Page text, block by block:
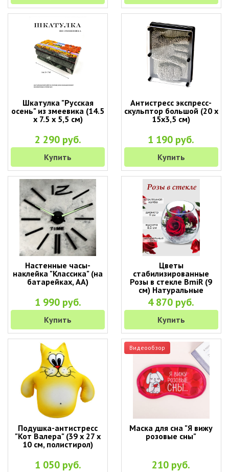
Шкатулка "Русская
осень" из змеевика (14.5
х 7.5 х 5,5 см)
2 290 руб.
Купить
Антистресс экспресс-
скульптор большой (20 х
15х3,5 см)
1 190 руб.
Купить
Настенные часы-
наклейка "Классика" (на
батарейках, АА)
1 990 руб.
Купить
Цветы
стабилизированные
Розы в стекле BmiR (9
см) Натуральные
стабилизированные
цветы в вакууме
4 870 руб.
Купить
Подушка-антистресс
"Кот Валера" (39 х 27 х
10 см, полистирол)
1 050 руб.
Видеообзор
Маска для сна "Я вижу
розовые сны"
210 руб.